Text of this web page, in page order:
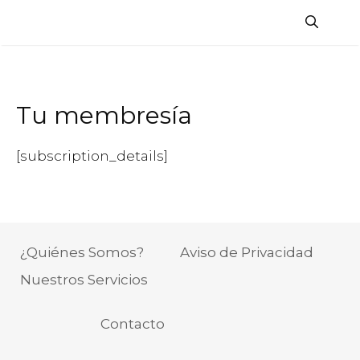
Tu membresía
[subscription_details]
¿Quiénes Somos?
Nuestros Servicios
Aviso de Privacidad
Contacto